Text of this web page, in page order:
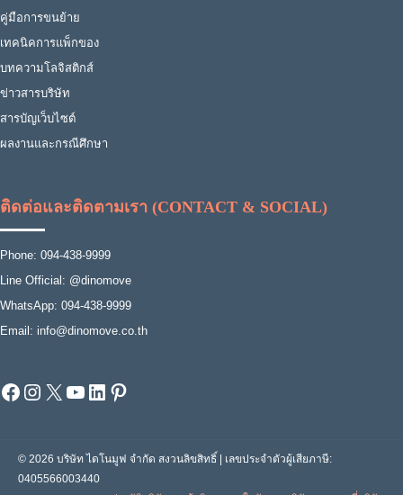
คู่มือการขนย้าย
เทคนิคการแพ็กของ
บทความโลจิสติกส์
ข่าวสารบริษัท
สารบัญเว็บไซต์
ผลงานและกรณีศึกษา
ติดต่อและติดตามเรา (CONTACT & SOCIAL)
Phone: 094-438-9999
Line Official: @dinomove
WhatsApp: 094-438-9999
Email: info@dinomove.co.th
Facebook
Instagram
X YouTube
LinkedIn
Pinterest
© 2026 บริษัท ไดโนมูฟ จำกัด สงวนลิขสิทธิ์ | เลขประจำตัวผู้เสียภาษี:
0405566003440